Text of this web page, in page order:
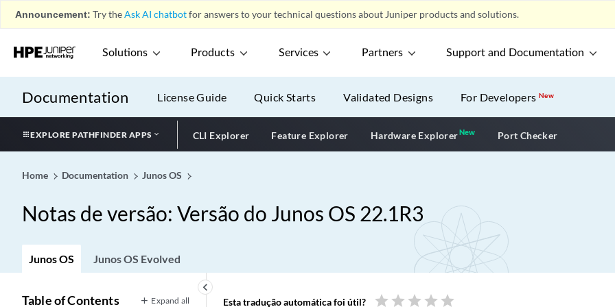
Announcement: Try theAsk AI chatbotfor answers to your technical questions about Juniper products and solutions.
Solutions Products Services Partners Support and Documentation
Documentation License Guide Quick Starts Validated Designs For DevelopersNew
EXPLORE PATHFINDER APPS CLI Explorer Feature Explorer Hardware ExplorerNewNew application
Port Checker
Home Documentation Junos OS
Notas de versão: Versão do Junos OS 22.1R3
Junos OS Junos OS Evolved
keyboard_arrow_left
Table of Contents Expand all Esta tradução automática foi útil? star star star star star